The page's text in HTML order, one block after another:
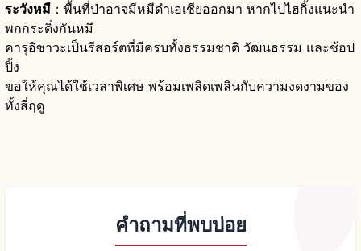
ระวังหมี ：พื้นที่ป่าอาจมีหมีดำเอเชียออกมา หากไปไฮกิ้งแนะนำ
พกกระดิ่งกันหมี
คารุอิซาวะเป็นรีสอร์ตที่มีครบทั้งธรรมชาติ วัฒนธรรม และช้อป
ปิ้ง
ขอให้คุณได้ใช้เวลาพิเศษ พร้อมเพลิดเพลินกับความงดงามของ
ทั้งสี่ฤดู
คำถามที่พบบ่อย